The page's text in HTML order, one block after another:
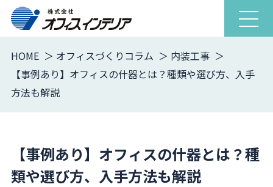
ナ
ビ
ー
ン
閉
HOME オフィスづくりコラム
内装工事
【事例あり】オフィスの什器とは？種類や選び方、入手
方法も解説
【事例あり】オフィスの什器とは？種
類や選び方、入手方法も解説